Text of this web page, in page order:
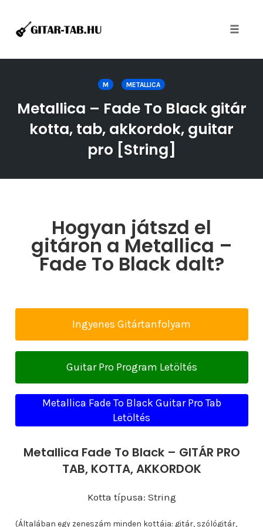
M METALLICA
Metallica – Fade To Black gitár
kotta, tab, akkordok, guitar
pro [String]
Hogyan játszd el
gitáron a Metallica –
Fade To Black dalt?
Ingyenes Gitártanfolyam
Guitar Pro Program Letöltés
Metallica Fade To Black Guitar Pro Tab
Letöltés
Metallica Fade To Black – GITÁR PRO
TAB, KOTTA, AKKORDOK
Kotta típusa: String
(Általában egy zeneszám minden kottája: gitár, szólógitár,